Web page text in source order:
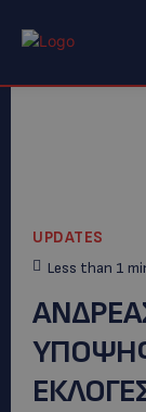
UPDATES
Less than 1